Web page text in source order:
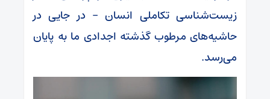
زیست‌شناسی تکاملی انسان – در جایی در
حاشیه‌های مرطوب گذشته اجدادی ما به پایان
می‌رسد.